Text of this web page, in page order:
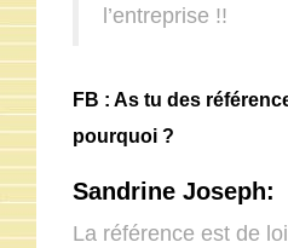
l’entreprise !!
FB : As tu des
pourquoi ?
Sandrine Joseph:
La référence est de